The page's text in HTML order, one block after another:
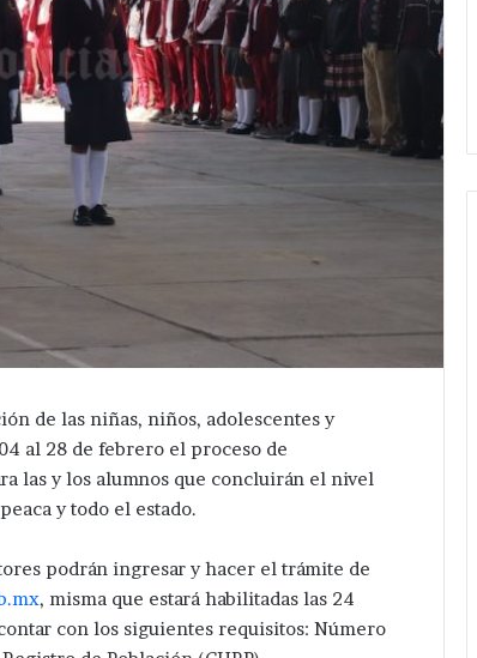
de las niñas, niños, adolescentes y
al 28 de febrero el proceso de
las y los alumnos que concluirán el nivel
y todo el estado.
podrán ingresar y hacer el trámite de
, misma que estará habilitadas las 24
con los siguientes requisitos: Número